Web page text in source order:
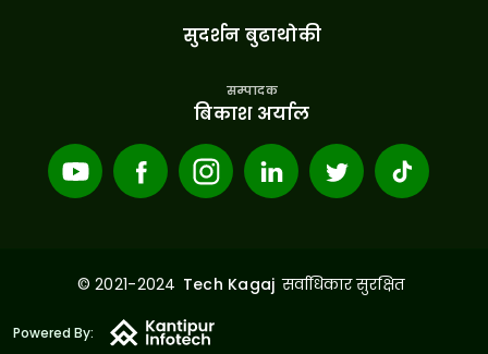
सुदर्शन बुढाथोकी
सम्पादक
बिकाश अर्याल
© 2021-2024 Tech Kagaj सर्वाधिकार सुरक्षित
Powered By: